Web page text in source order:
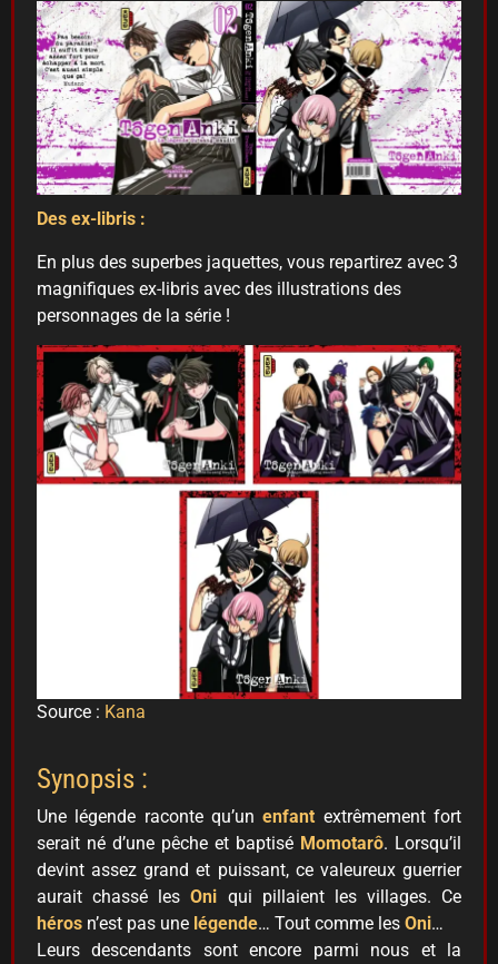
Des ex-libris :
En plus des superbes jaquettes, vous repartirez avec 3
magnifiques ex-libris avec des illustrations des
personnages de la série !
Source : Kana
Synopsis :
Une légende raconte qu’unenfant extrêmement fort
serait né d’une pêche et baptisé Momotarô. Lorsqu’il
devint assez grand et puissant, ce valeureux guerrier
aurait chassé lesOni qui pillaient les villages. Ce
héros n’est pas une légende… Tout comme les Oni…
Leurs descendants sont encore parmi nous et la